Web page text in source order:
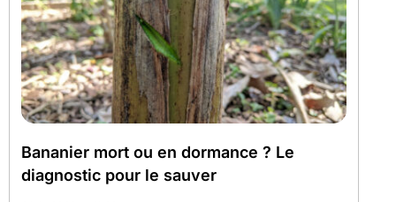
Bananier mort ou en dormance ? Le
diagnostic pour le sauver